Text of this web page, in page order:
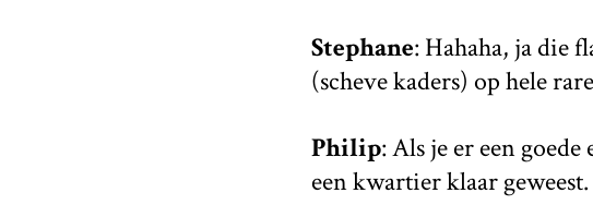
Stephane: Hahaha, ja die
(scheve kaders) op hele
Philip: Als je er een
een kwartier klaar geweest.